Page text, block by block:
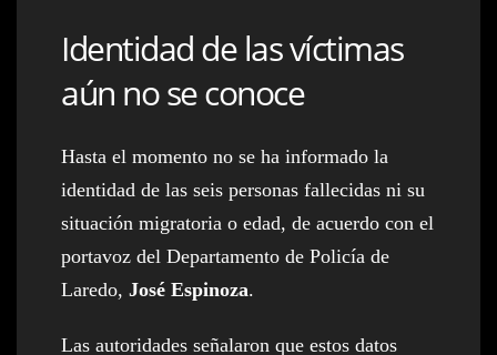
Identidad de las víctimas
aún no se conoce
Hasta el momento no se ha informado la
identidad de las seis personas fallecidas ni su
situación migratoria o edad, de acuerdo con el
portavoz del Departamento de Policía de
Laredo, José Espinoza.
Las autoridades señalaron que estos datos